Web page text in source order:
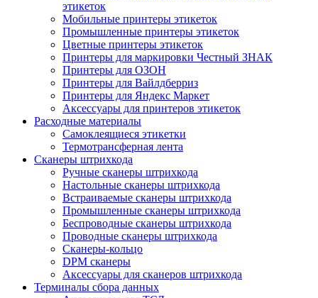
этикеток
Мобильные принтеры этикеток
Промышленные принтеры этикеток
Цветные принтеры этикеток
Принтеры для маркировки Честный ЗНАК
Принтеры для ОЗОН
Принтеры для Вайлдберриз
Принтеры для Яндекс Маркет
Аксессуары для принтеров этикеток
Расходные материалы
Самоклеящиеся этикетки
Термотрансферная лента
Сканеры штрихкода
Ручные сканеры штрихкода
Настольные сканеры штрихкода
Встраиваемые сканеры штрихкода
Промышленные сканеры штрихкода
Беспроводные сканеры штрихкода
Проводные сканеры штрихкода
Сканеры-кольцо
DPM сканеры
Аксессуары для сканеров штрихкода
Терминалы сбора данных